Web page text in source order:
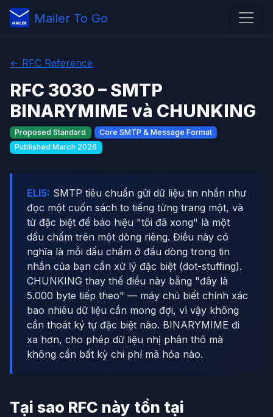
Mailer To Go
← RFC Reference
RFC 3030 – SMTP
BINARYMIME và CHUNKING
Proposed Standard
Core SMTP & Message Format
Published March 2026
ELI5: SMTP tiêu chuẩn gửi dữ liệu tin nhắn như
đọc một cuốn sách to tiếng từng trang một, và
từ đặc biệt để báo hiệu "tôi đã xong" là một
dấu chấm trên một dòng riêng. Điều này có
nghĩa là mỗi dấu chấm ở đầu dòng trong tin
nhắn của bạn cần xử lý đặc biệt (dot-stuffing).
CHUNKING thay thế điều này bằng "đây là
5.000 byte tiếp theo" — máy chủ biết chính xác
bao nhiêu dữ liệu cần mong đợi, vì vậy không
cần thoát ký tự đặc biệt nào. BINARYMIME đi
xa hơn, cho phép dữ liệu nhị phân thô mà
không cần bất kỳ chi phí mã hóa nào.
Tại sao RFC này tồn tại